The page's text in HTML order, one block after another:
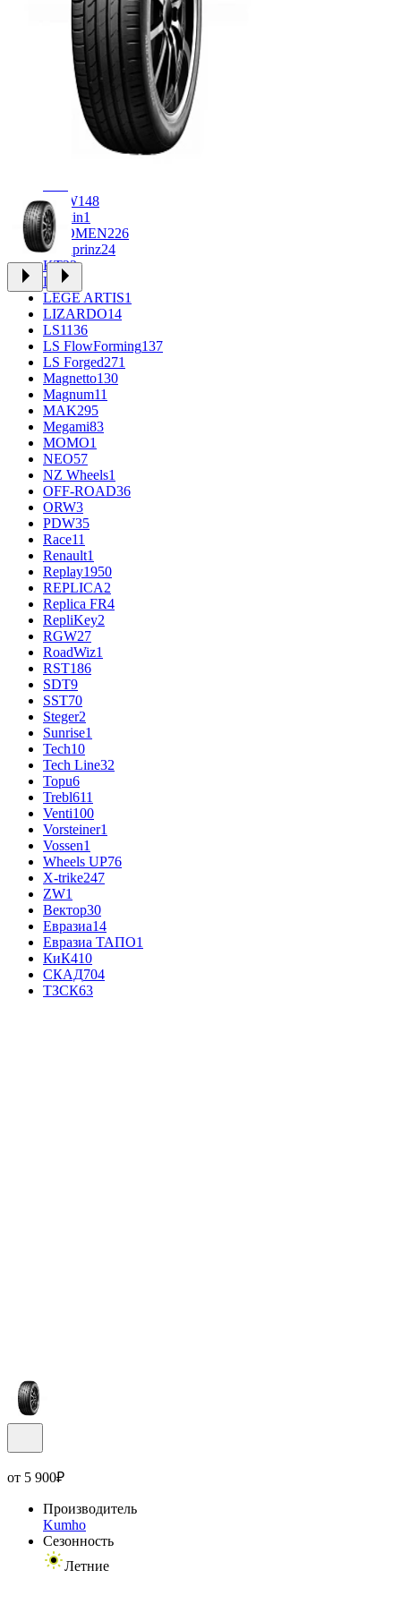
CROSS_STREET31
Eurodisk 1
30
FR REPLICA
1
34
Grizzly3
933
iFree Original
49
INFORGED1
KDW148
Keskin1
KHOMEN226
Kronprinz24
KT23
LE 13
LEGE ARTIS1
LIZARDO14
LS1136
LS FlowForming137
LS Forged271
Magnetto130
Magnum11
MAK295
Megami83
MOMO1
NEO57
NZ Wheels1
OFF-ROAD36
ORW3
PDW35
Race11
Renault1
Replay1950
REPLICA2
Replica FR4
RepliKey2
RGW27
RoadWiz1
RST186
SDT9
SST70
Steger2
Sunrise1
Tech10
Tech Line32
Topu6
Trebl611
Venti100
Vorsteiner1
Vossen1
Wheels UP76
X-trike247
ZW1
Вектор30
Евразиа14
Евразиа ТАПО1
КиК410
СКАД704
ТЗСК63
от 5 900₽
Производитель
Kumho
Сезонность
Летние